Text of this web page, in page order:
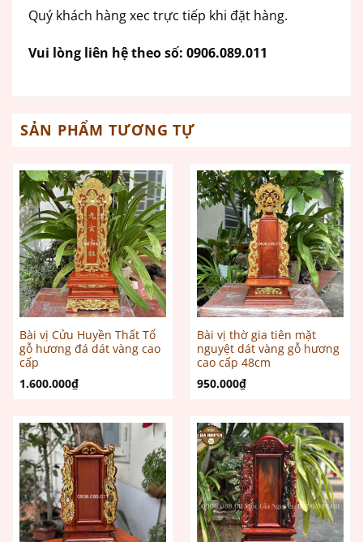
Quý khách hàng xec trực tiếp khi đặt hàng.
Vui lòng liên hệ theo số: 0906.089.011
SẢN PHẨM TƯƠNG TỰ
Bài vị Cửu Huyền Thất Tổ
gỗ hương đá dát vàng cao
cấp
1.600.000₫
Bài vị thờ gia tiên mặt
nguyệt dát vàng gỗ hương
cao cấp 48cm
950.000₫